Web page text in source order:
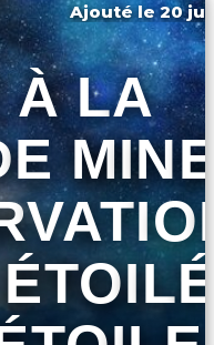
Ajouté le 20
À LA